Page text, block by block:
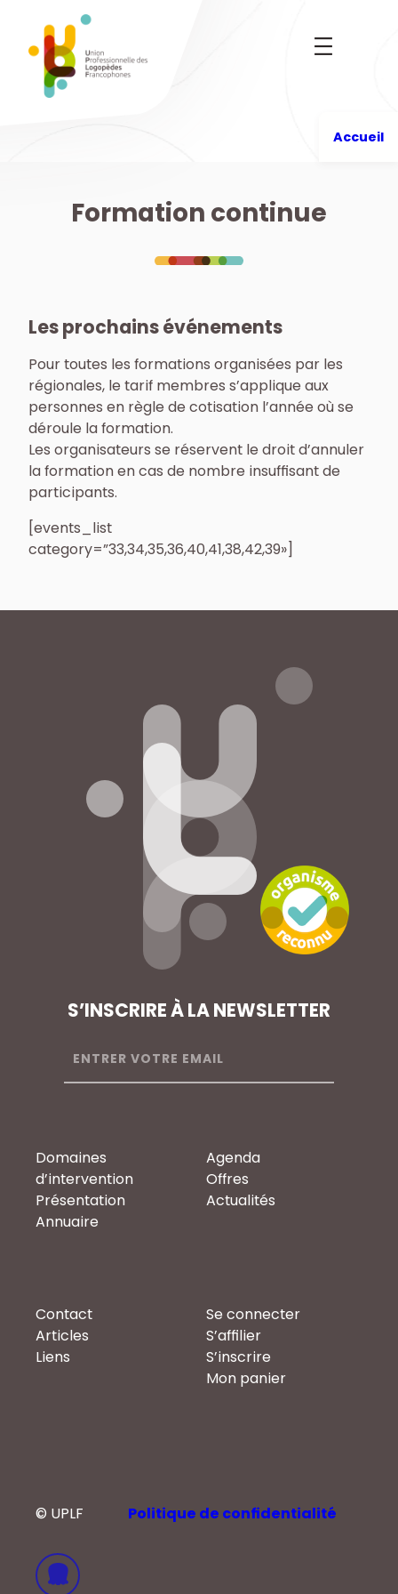
contenu
Accueil
Formation continue
Les prochains événements
Pour toutes les formations organisées par les
régionales, le tarif membres s’applique aux
personnes en règle de cotisation l’année où se
déroule la formation.
Les organisateurs se réservent le droit d’annuler
la formation en cas de nombre insuffisant de
participants.
[events_list
category=”33,34,35,36,40,41,38,42,39»]
S’INSCRIRE À LA NEWSLETTER
Domaines
d’intervention
Présentation
Annuaire
Agenda
Offres
Actualités
Contact
Articles
Liens
Se connecter
S’affilier
S’inscrire
Mon panier
© UPLF Politique de confidentialité